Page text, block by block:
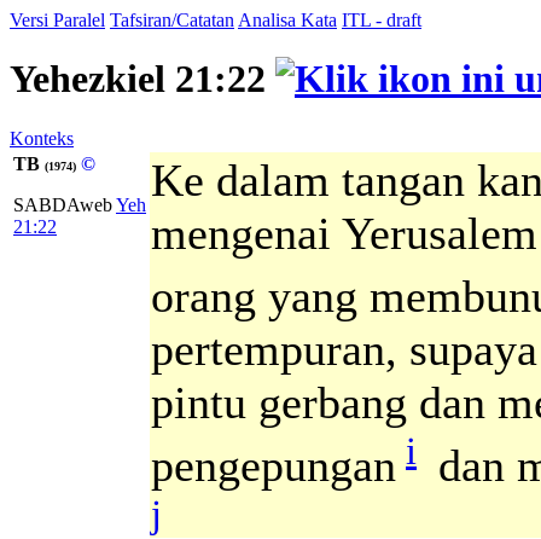
Versi Paralel Tafsiran/Catatan Analisa Kata ITL - draft
Yehezkiel 21:22
Konteks
TB (1974) ©
SABDAwebYeh
21:22
Ke dalam tangan
mengenai
orang yang
pertempuran,
pintu gerbang dan
pengepungan i dan
j